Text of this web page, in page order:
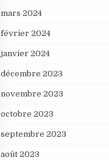
mars 2024
février 2024
janvier 2024
décembre 2023
novembre 2023
octobre 2023
septembre 2023
août 2023